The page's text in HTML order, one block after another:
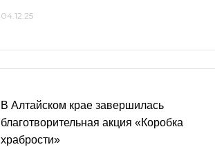
04.12.25
В Алтайском крае завершилась
благотворительная акция «Коробка
храбрости»